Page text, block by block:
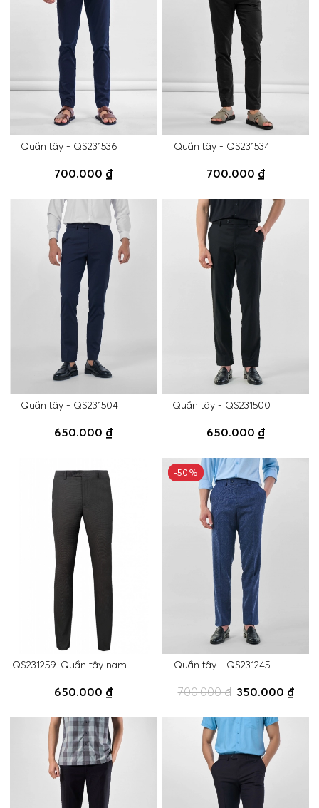
Quần tây - QS231536
700.000 ₫
Quần tây - QS231534
700.000 ₫
Quần tây - QS231504
650.000 ₫
Quần tây - QS231500
650.000 ₫
QS231259-Quần tây nam
650.000 ₫
Quần tây - QS231245
350.000 ₫
-50%
-50%
700.000 ₫